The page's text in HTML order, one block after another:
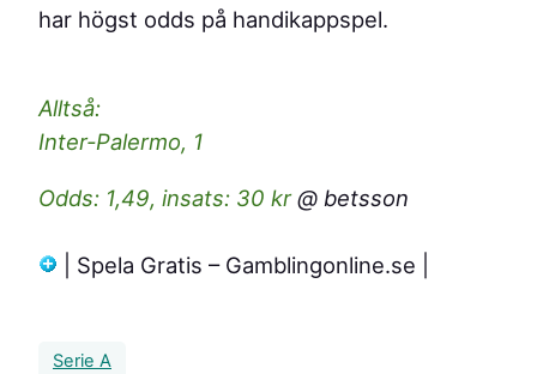
har högst odds på handikappspel.
Alltså:
Inter-Palermo, 1
Odds: 1,49, insats: 30 kr@ betsson
| Spela Gratis – Gamblingonline.se |
Serie A